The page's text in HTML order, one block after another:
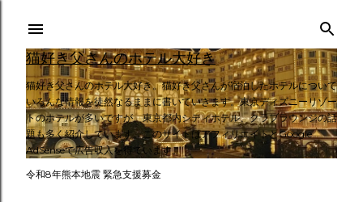
スキップしてメイン コンテンツに移動
猫好き父さんのホテル大好き
猫好き父さんのホテル大好き。猫好き父さんが宿泊したホテルについて
いろんな情報を徒然なるままに書いていきます。東京ディズニーリゾー
トのホテルが多いですが、東京都内シティホテル、クラブラウンジの話
題も多く紹介しています。このサイトはアフィリエイトとGoogle
AdSenseで広告収入を得ています。
令和8年熊本地震 緊急支援募金